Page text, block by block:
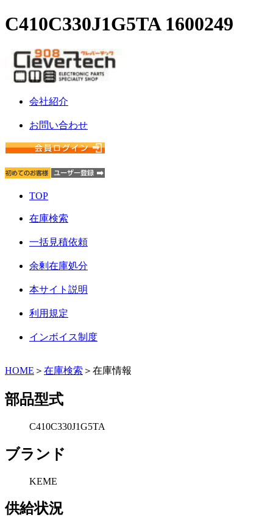
C410C330J1G5TA 1600249
会社紹介
お問い合わせ
TOP
在庫検索
一括見積依頼
余剰在庫処分
本サイト説明
利用規定
インボイス制度
HOME ＞ 在庫検索 ＞在庫情報
部品型式
C410C330J1G5TA
ブランド
KEME
供給状況